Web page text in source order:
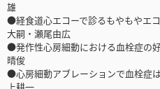
雄
●経食道心エコーで診るもやもやエ
大嗣・瀬尾由広
●発作性心房細動における血栓症の
晴俊
●心房細動アブレーションで血栓症